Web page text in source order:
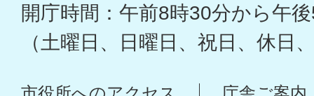
開庁時間：午前8時30分から午
（土曜日、日曜日、祝日、休日